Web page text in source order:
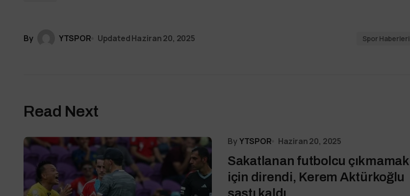
By YTSPOR UpdatedHaziran 20, 2025 Spor Haberleri
Read Next
ByYTSPOR Haziran 20, 2025
Sakatlanan futbolcu çıkmamak
için direndi, Kerem Aktürkoğlu